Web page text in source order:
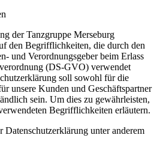
der Tanzgruppe Merseburg
den Begrifflichkeiten, die durch den
und Verordnungsgeber beim Erlass
(DS-GVO) verwendet
soll sowohl für die
unsere Kunden und Geschäftspartner
sein. Um dies zu gewährleisten,
Begrifflichkeiten erläutern.
Datenschutzerklärung unter anderem